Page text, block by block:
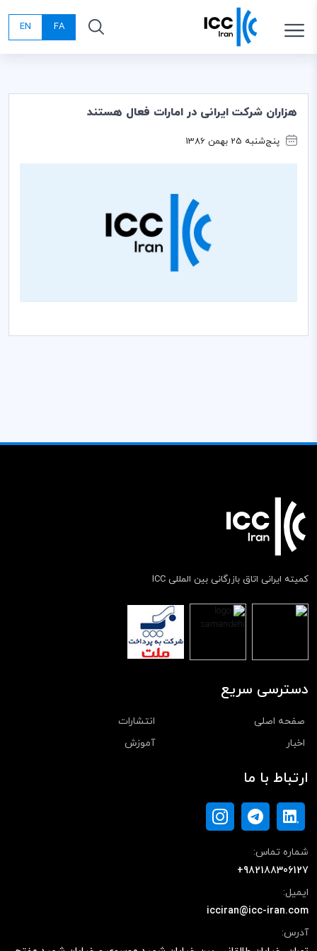
FA
EN
هزاران شرکت ایرانی در امارات فعال هستند
پنج‌شنبه 25 بهمن 1386
کمیته ایرانی اتاق بازرگانی بین المللی ICC
دسترسی سریع
صفحه اصلی
انتشارات
اخبار
آموزش
ارتباط با ما
شماره تماس:
+982188306127
ایمیل:
icciran@icc-iran.com
آدرس: